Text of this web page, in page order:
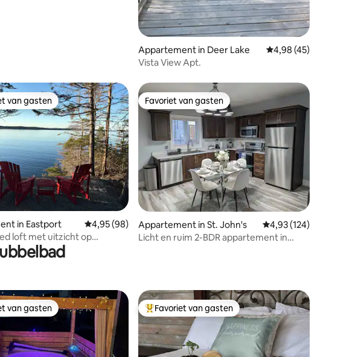
Appartement in Deer Lake Gemiddelde
4,98 (45)
Vista View Apt.
van 5 uit 5, 16 recensies
van gasten
van gasten
in Eastport Gemiddelde beoordeling van 4,95 uit 5, 98 recensies
4,95 (98)
loft met uitzicht op
Favoriet van gasten
Favoriet van gasten
Appartement in St. John's Gemiddelde
4,93 (124)
Licht en ruim 2-BDR appartement in
van gasten
van gasten Topfavoriet van gasten
Favoriet van gasten